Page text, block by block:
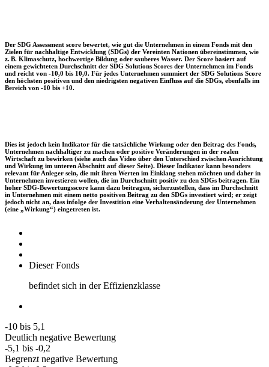
Der SDG Assessment score bewertet, wie gut die Unternehmen in einem Fonds mit den
Zielen für nachhaltige Entwicklung (SDGs) der Vereinten Nationen übereinstimmen, wie
z. B. Klimaschutz, hochwertige Bildung oder sauberes Wasser. Der Score basiert auf
einem gewichteten Durchschnitt der SDG Solutions Scores der Unternehmen im Fonds
und reicht von -10,0 bis 10,0. Für jedes Unternehmen summiert der SDG Solutions Score
den höchsten positiven und den niedrigsten negativen Einfluss auf die SDGs, ebenfalls im
Bereich von -10 bis +10.
Dies ist jedoch kein Indikator für die tatsächliche Wirkung oder den Beitrag des Fonds,
Unternehmen nachhaltiger zu machen oder positive Veränderungen in der realen
Wirtschaft zu bewirken (siehe auch das Video über den Unterschied zwischen Ausrichtung
und Wirkung im unteren Abschnitt auf dieser Seite). Dieser Indikator kann besonders
relevant für Anleger sein, die mit ihren Werten im Einklang stehen möchten und daher in
Unternehmen investieren wollen, die im Durchschnitt positiv zu den SDGs beitragen. Ein
hoher SDG-Bewertungsscore kann dazu beitragen, sicherzustellen, dass im Durchschnitt
in Unternehmen mit einem netto positiven Beitrag zu den SDGs investiert wird; er zeigt
jedoch nicht an, dass infolge der Investition eine Verhaltensänderung der Unternehmen
(eine „Wirkung“) eingetreten ist.
Dieser Fonds
befindet sich in der Effizienzklasse
-10 bis 5,1
Deutlich negative Bewertung
-5,1 bis -0,2
Begrenzt negative Bewertung